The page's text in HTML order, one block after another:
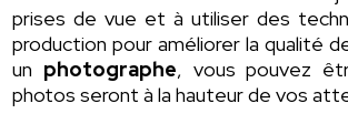
prises de vue et à utiliser des
production pour améliorer la qualité
un photographe, vous pouvez
photos seront à la hauteur de vos